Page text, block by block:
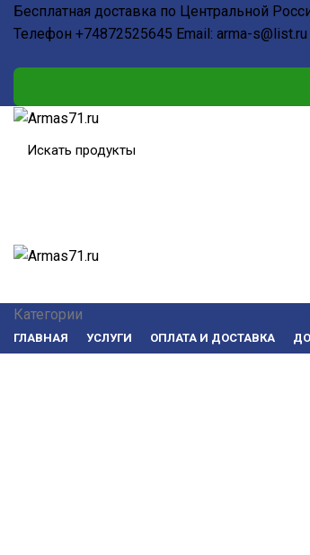
Бесплатная доставка по Центральной
Телефон +74872525645 Email: arma-s@list.ru
Категории
ГЛАВНАЯ УСЛУГИ ОПЛАТА И ДОСТАВКА